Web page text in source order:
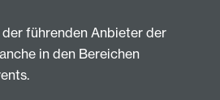
führenden Anbieter der
in den Bereichen